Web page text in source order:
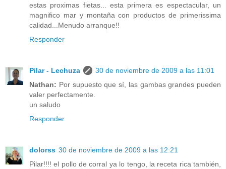
estas proximas fietas... esta primera es espectacular, un
magnifico mar y montaña con productos de primerissima
calidad...Menudo arranque!!
Responder
Pilar - Lechuza
30 de noviembre de 2009 a las 11:01
Nathan: Por supuesto que sí, las gambas grandes pueden
valer perfectamente.
un saludo
Responder
dolorss 30 de noviembre de 2009 a las 12:21
Pilar!!!! el pollo de corral ya lo tengo, la receta rica también,